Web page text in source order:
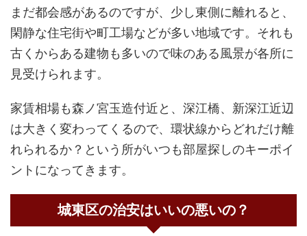
まだ都会感があるのですが、少し東側に離れると、
閑静な住宅街や町工場などが多い地域です。それも
古くからある建物も多いので味のある風景が各所に
見受けられます。
家賃相場も森ノ宮玉造付近と、深江橋、新深江近辺
は大きく変わってくるので、環状線からどれだけ離
れられるか？という所がいつも部屋探しのキーポイ
ントになってきます。
城東区の治安はいいの悪いの？